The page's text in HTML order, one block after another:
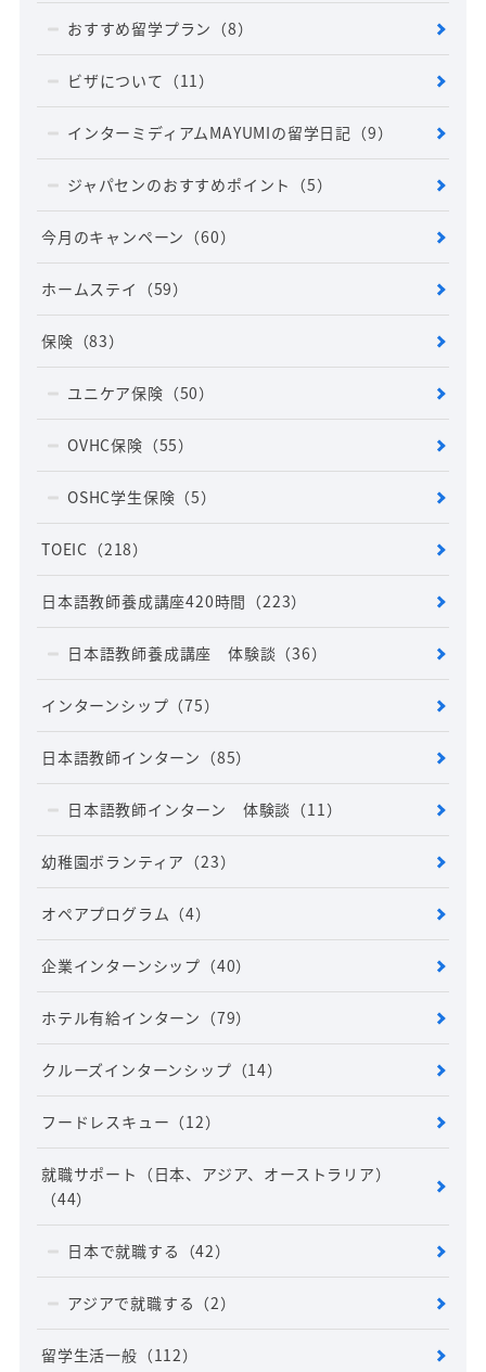
おすすめ留学プラン （8）
ビザについて （11）
インターミディアムMAYUMIの留学日記 （9）
ジャパセンのおすすめポイント （5）
今月のキャンペーン （60）
ホームステイ （59）
保険 （83）
ユニケア保険 （50）
OVHC保険 （55）
OSHC学生保険 （5）
TOEIC （218）
日本語教師養成講座420時間 （223）
日本語教師養成講座 体験談 （36）
インターンシップ （75）
日本語教師インターン （85）
日本語教師インターン 体験談 （11）
幼稚園ボランティア （23）
オペアプログラム （4）
企業インターンシップ （40）
ホテル有給インターン （79）
クルーズインターンシップ （14）
フードレスキュー （12）
就職サポート（日本、アジア、オーストラリア）
（44）
日本で就職する （42）
アジアで就職する （2）
留学生活一般 （112）